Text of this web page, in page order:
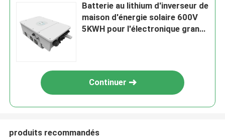
Batterie au lithium d'inverseur de
maison d'énergie solaire 600V
5KWH pour l'électronique grand
Continuer
produits recommandés